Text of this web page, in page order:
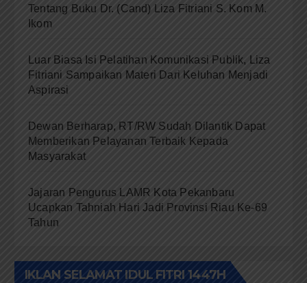
Tentang Buku Dr. (Cand) Liza Fitriani S. Kom M.
Ikom
Luar Biasa Isi Pelatihan Komunikasi Publik, Liza
Fitriani Sampaikan Materi Dari Keluhan Menjadi
Aspirasi
Dewan Berharap, RT/RW Sudah Dilantik Dapat
Memberikan Pelayanan Terbaik Kepada
Masyarakat
Jajaran Pengurus LAMR Kota Pekanbaru
Ucapkan Tahniah Hari Jadi Provinsi Riau Ke-69
Tahun
IKLAN SELAMAT IDUL FITRI 1447H